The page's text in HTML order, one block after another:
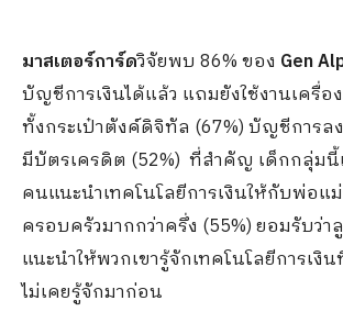
มาสเตอร์การ์ดวิจัยพบ 86% ของ Gen
บัญชีการเงินได้แล้ว แถมยังใช้งานเครื่อ
ทั้งกระเป๋าตังค์ดิจิทัล (67%) บัญชีการล
มีบัตรเครดิต (52%) ที่สำคัญ เด็กกลุ่มนี้
คนแนะนำเทคโนโลยีการเงินให้กับพ่อแ
ครอบครัวมากกว่าครึ่ง (55%) ยอมรับว่
แนะนำให้พวกเขารู้จักเทคโนโลยีการเงิ
ไม่เคยรู้จักมาก่อน